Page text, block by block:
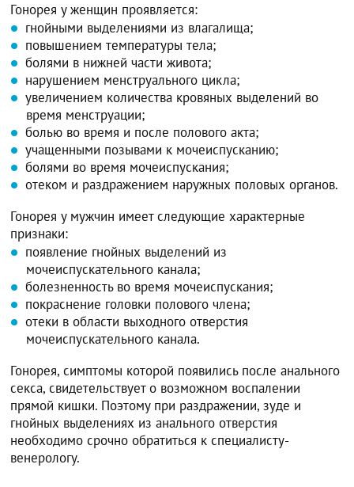
Гонорея у женщин проявляется:
гнойными выделениями из влагалища;
повышением температуры тела;
болями в нижней части живота;
нарушением менструального цикла;
увеличением количества кровяных выделений во
время менструации;
болью во время и после полового акта;
учащенными позывами к мочеиспусканию;
болями во время мочеиспускания;
отеком и раздражением наружных половых органов.
Гонорея у мужчин имеет следующие характерные
признаки:
появление гнойных выделений из
мочеиспускательного канала;
болезненность во время мочеиспускания;
покраснение головки полового члена;
отеки в области выходного отверстия
мочеиспускательного канала.
Гонорея, симптомы которой появились после анального
секса, свидетельствует о возможном воспалении
прямой кишки. Поэтому при раздражении, зуде и
гнойных выделениях из анального отверстия
необходимо срочно обратиться к специалисту-
венерологу.